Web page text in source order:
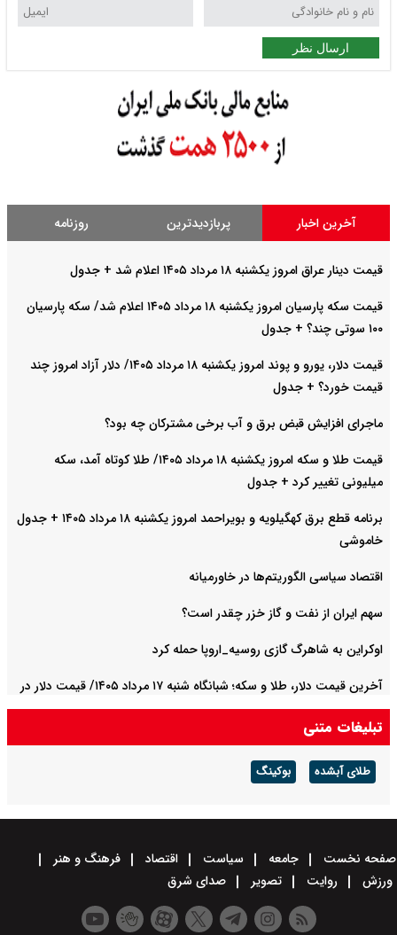
ارسال نظر
آخرین اخبار پربازدیدترین روزنامه
قیمت دینار عراق امروز یکشنبه ۱۸ مرداد ۱۴۰۵ اعلام شد + جدول
قیمت سکه پارسیان امروز یکشنبه ۱۸ مرداد ۱۴۰۵ اعلام شد/ سکه پارسیان
۱۰۰ سوتی چند؟ + جدول
قیمت دلار، یورو و پوند امروز یکشنبه ۱۸ مرداد ۱۴۰۵/ دلار آزاد امروز چند
قیمت خورد؟ + جدول
ماجرای افزایش قبض برق و آب برخی مشترکان چه بود؟
قیمت طلا و سکه امروز یکشنبه ۱۸ مرداد ۱۴۰۵/ طلا کوتاه آمد، سکه
میلیونی تغییر کرد + جدول
برنامه قطع برق کهگیلویه و بویراحمد امروز یکشنبه ۱۸ مرداد ۱۴۰۵ + جدول
خاموشی
اقتصاد سیاسی الگوریتم‌ها در خاورمیانه
سهم ایران از نفت و گاز خزر چقدر است؟
اوکراین به شاهرگ گازی روسیه_اروپا حمله کرد
آخرین قیمت دلار، طلا و سکه؛ شبانگاه شنبه ۱۷ مرداد ۱۴۰۵/ قیمت دلار در
مسیر افزایش افتاد
تبلیغات متنی
طلای آبشده بوکینگ
صفحه نخست جامعه سیاست اقتصاد
فرهنگ و هنر
ورزش
روایت تصویر صدای شرق